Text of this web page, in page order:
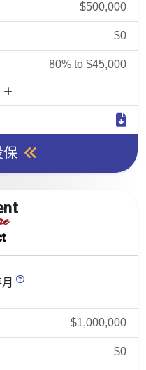
$500,000
$0
80% to $45,000
保
$1,000,000
$0